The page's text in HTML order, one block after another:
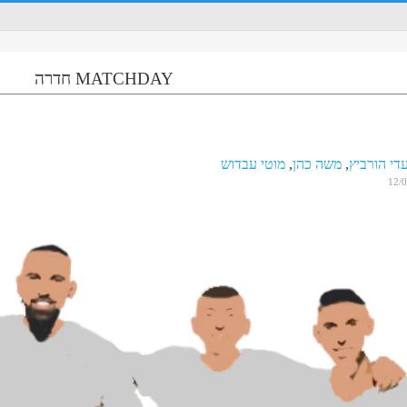
MATCHDAY חדרה
עדי הורביץ, משה כהן, מוטי עבדוש
12/